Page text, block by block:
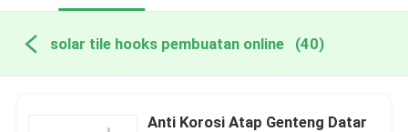
solar tile hooks pembuatan online (40)
Anti Korosi Atap Genteng Datar